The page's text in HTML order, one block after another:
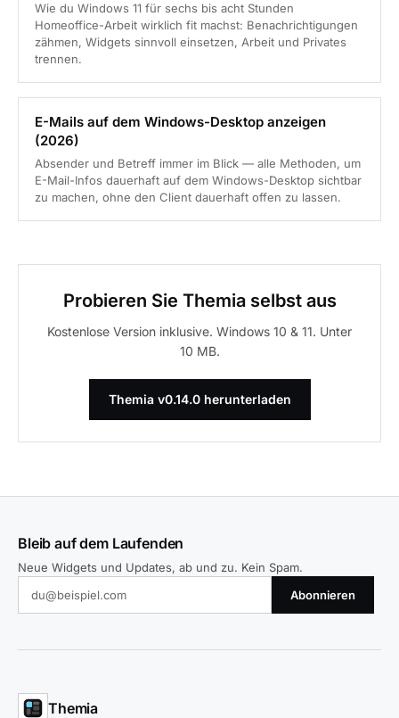
Wie du Windows 11 für sechs bis acht Stunden
Homeoffice-Arbeit wirklich fit machst: Benachrichtigungen
zähmen, Widgets sinnvoll einsetzen, Arbeit und Privates
trennen.
E-Mails auf dem Windows-Desktop anzeigen
(2026)
Absender und Betreff immer im Blick — alle Methoden, um
E-Mail-Infos dauerhaft auf dem Windows-Desktop sichtbar
zu machen, ohne den Client dauerhaft offen zu lassen.
Probieren Sie Themia selbst aus
Kostenlose Version inklusive. Windows 10 & 11. Unter
10 MB.
Themia v0.14.0 herunterladen
Bleib auf dem Laufenden
Neue Widgets und Updates, ab und zu. Kein Spam.
Abonnieren
Themia